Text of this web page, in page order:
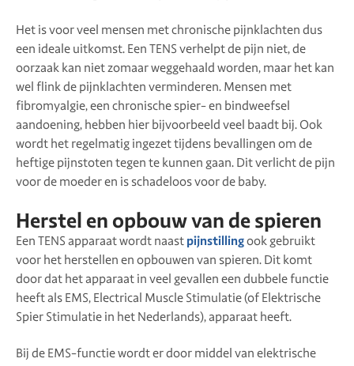
Het is voor veel mensen met chronische pijnklachten dus
een ideale uitkomst. Een TENS verhelpt de pijn niet, de
oorzaak kan niet zomaar weggehaald worden, maar het kan
wel flink de pijnklachten verminderen. Mensen met
fibromyalgie, een chronische spier- en bindweefsel
aandoening, hebben hier bijvoorbeeld veel baadt bij. Ook
wordt het regelmatig ingezet tijdens bevallingen om de
heftige pijnstoten tegen te kunnen gaan. Dit verlicht de pijn
voor de moeder en is schadeloos voor de baby.
Herstel en opbouw van de spieren
Een TENS apparaat wordt naast pijnstillingook gebruikt
voor het herstellen en opbouwen van spieren. Dit komt
door dat het apparaat in veel gevallen een dubbele functie
heeft als EMS, Electrical Muscle Stimulatie (of Elektrische
Spier Stimulatie in het Nederlands), apparaat heeft.
Bij de EMS-functie wordt er door middel van elektrische